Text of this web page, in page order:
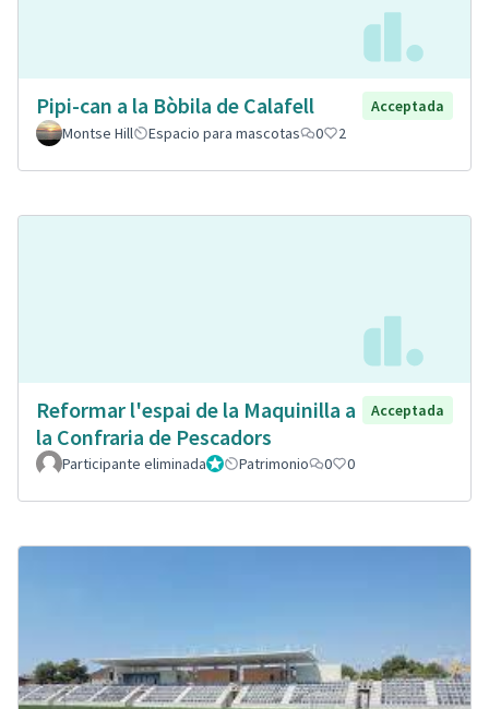
Pipi-can a la Bòbila de Calafell
Acceptada
Montse Hill
Espacio para mascotas 0 2
Reformar l'espai de la Maquinilla a
la Confraria de Pescadors
Acceptada
Participante eliminadaAdministrador
Patrimonio 0 0